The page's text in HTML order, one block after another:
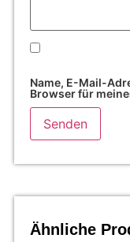
Name, E-Mail-
Browser für
Ähnliche